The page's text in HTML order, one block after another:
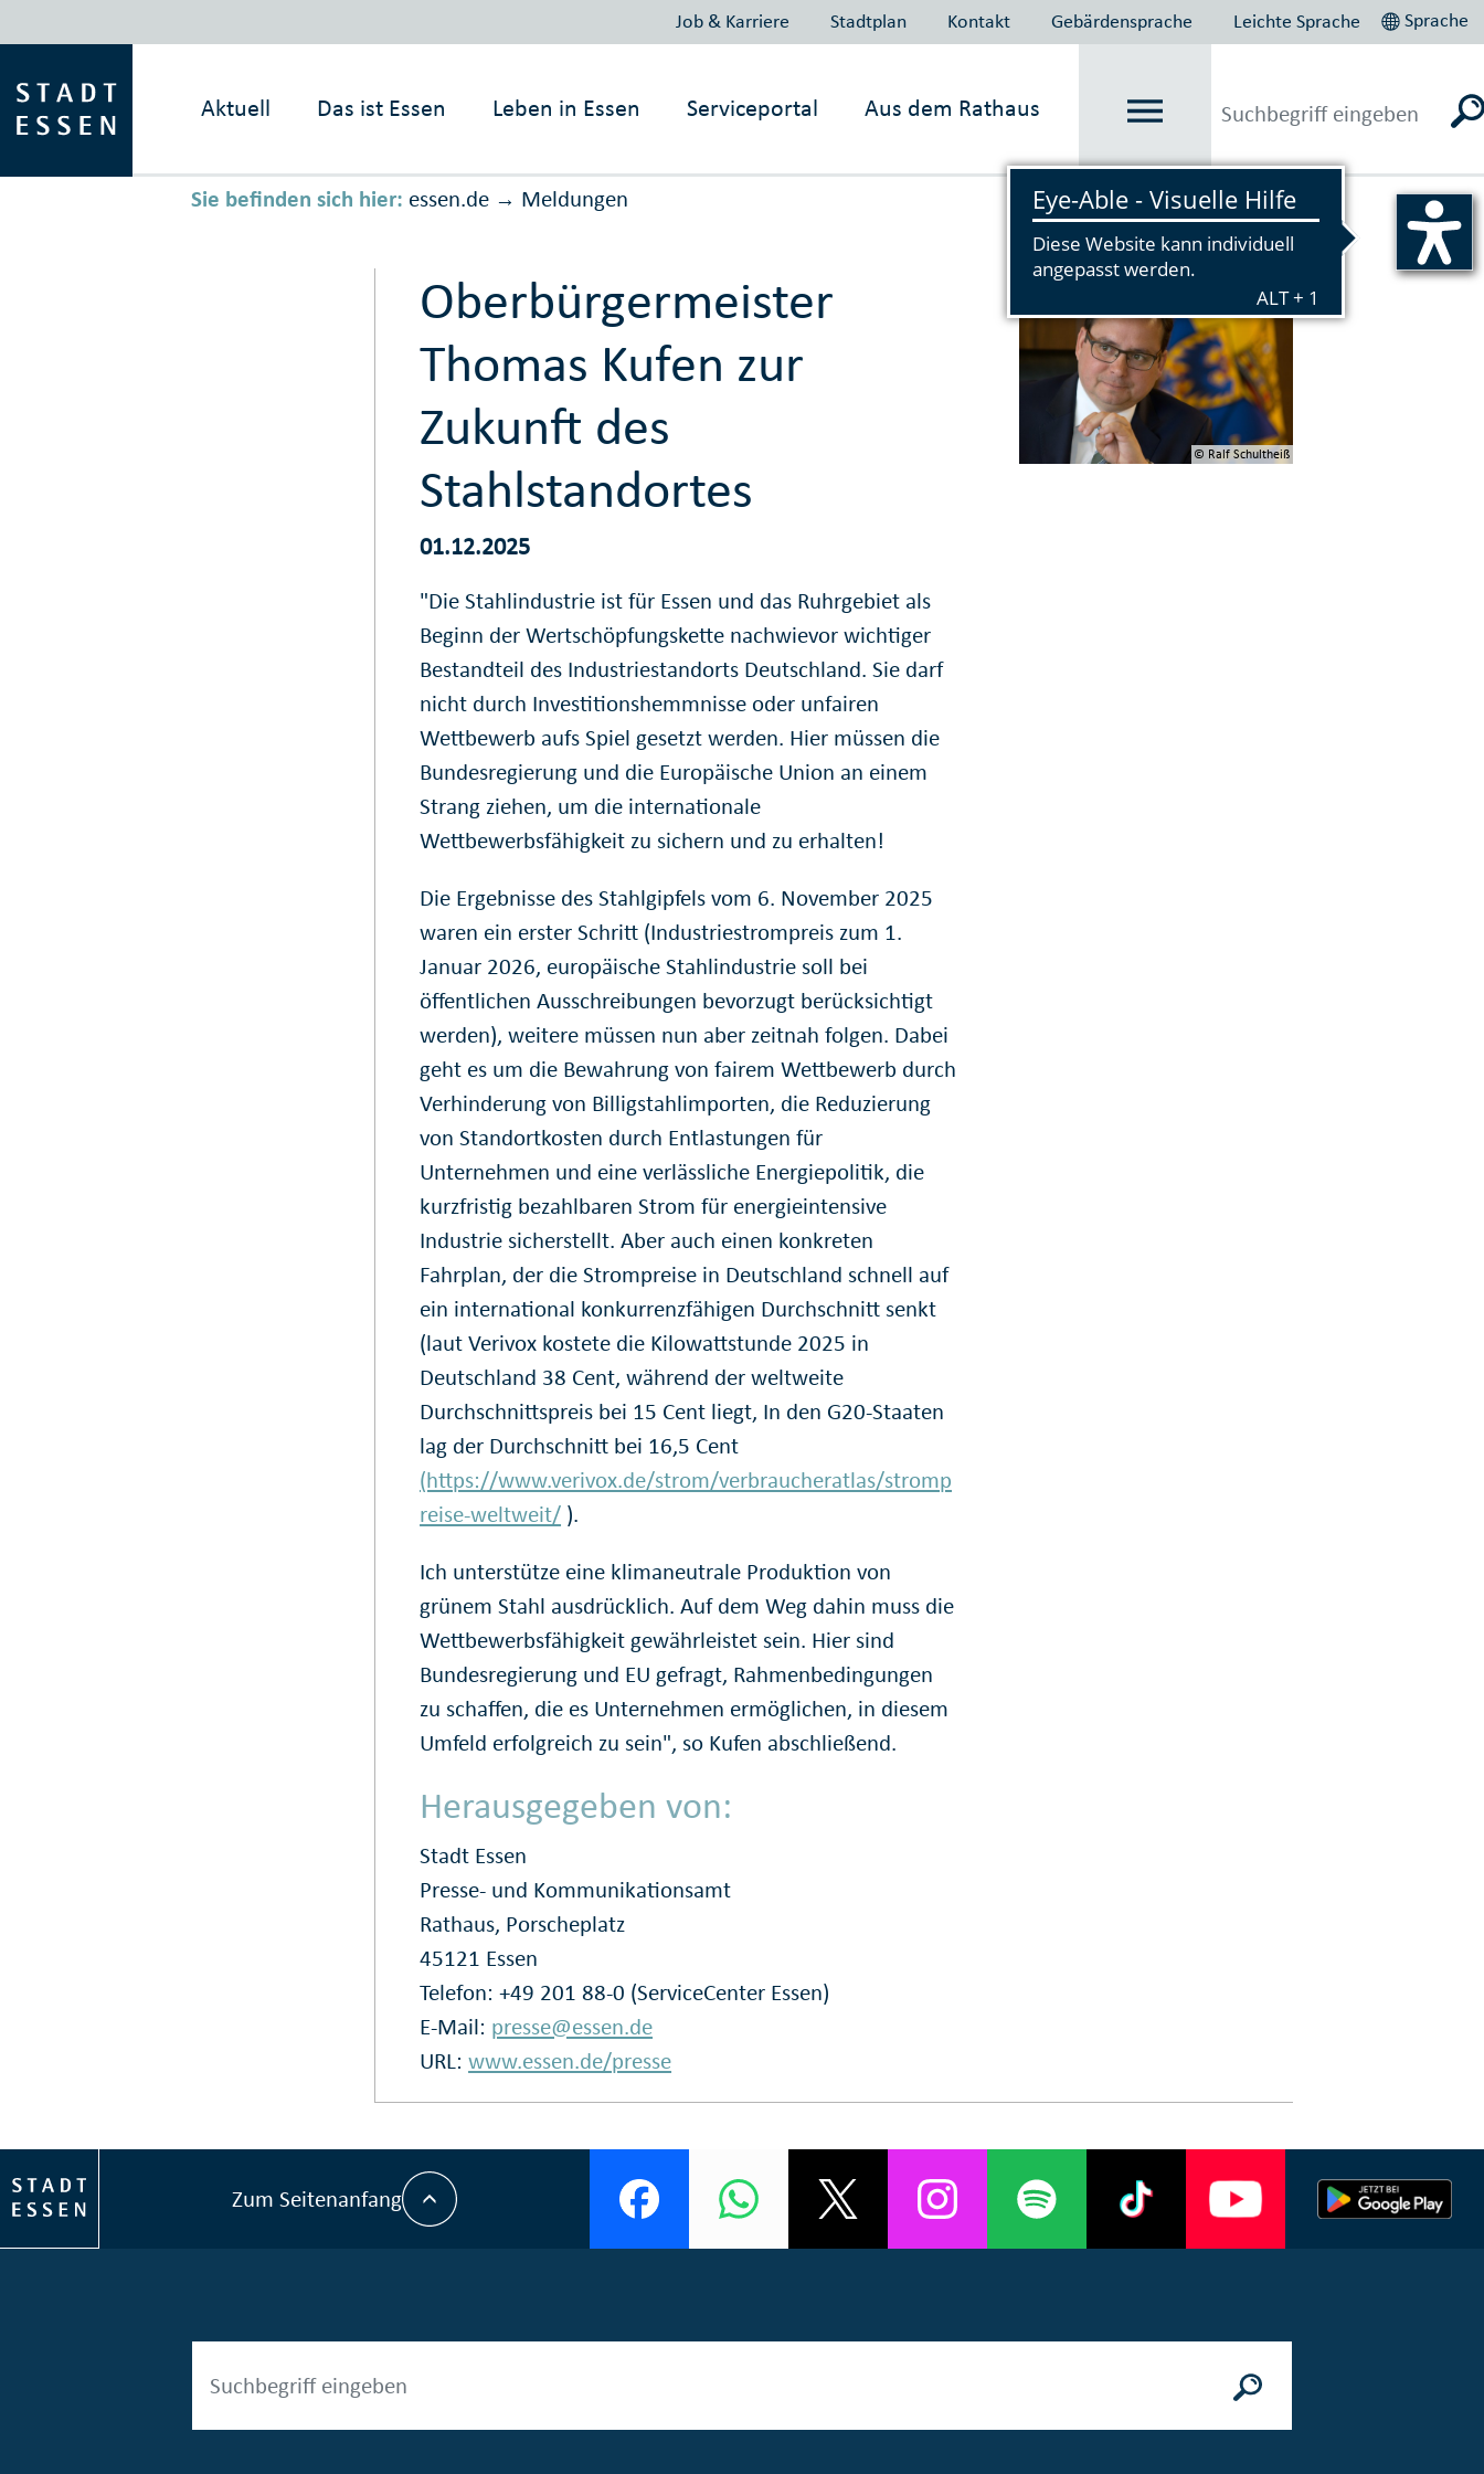
Job & Karriere Stadtplan Kontakt Gebärdensprache Leichte Sprache Sprache
Aktuell Das ist Essen Leben in Essen Serviceportal Aus dem Rathaus
Sie befinden sich hier: essen.de → Meldungen Vorlesen
Oberbürgermeister
Thomas Kufen zur
Zukunft des
Stahlstandortes
01.12.2025
"Die Stahlindustrie ist für Essen und das Ruhrgebiet als
Beginn der Wertschöpfungskette nachwievor wichtiger
Bestandteil des Industriestandorts Deutschland. Sie darf
nicht durch Investitionshemmnisse oder unfairen
Wettbewerb aufs Spiel gesetzt werden. Hier müssen die
Bundesregierung und die Europäische Union an einem
Strang ziehen, um die internationale
Wettbewerbsfähigkeit zu sichern und zu erhalten!
Die Ergebnisse des Stahlgipfels vom 6. November 2025
waren ein erster Schritt (Industriestrompreis zum 1.
Januar 2026, europäische Stahlindustrie soll bei
öffentlichen Ausschreibungen bevorzugt berücksichtigt
werden), weitere müssen nun aber zeitnah folgen. Dabei
geht es um die Bewahrung von fairem Wettbewerb durch
Verhinderung von Billigstahlimporten, die Reduzierung
von Standortkosten durch Entlastungen für
Unternehmen und eine verlässliche Energiepolitik, die
kurzfristig bezahlbaren Strom für energieintensive
Industrie sicherstellt. Aber auch einen konkreten
Fahrplan, der die Strompreise in Deutschland schnell auf
ein international konkurrenzfähigen Durchschnitt senkt
(laut Verivox kostete die Kilowattstunde 2025 in
Deutschland 38 Cent, während der weltweite
Durchschnittspreis bei 15 Cent liegt, In den G20-Staaten
lag der Durchschnitt bei 16,5 Cent
(https://www.verivox.de/strom/verbraucheratlas/stromp
reise-weltweit/ ).
Ich unterstütze eine klimaneutrale Produktion von
grünem Stahl ausdrücklich. Auf dem Weg dahin muss die
Wettbewerbsfähigkeit gewährleistet sein. Hier sind
Bundesregierung und EU gefragt, Rahmenbedingungen
zu schaffen, die es Unternehmen ermöglichen, in diesem
Umfeld erfolgreich zu sein", so Kufen abschließend.
Herausgegeben von:
Stadt Essen
Presse- und Kommunikationsamt
Rathaus, Porscheplatz
45121 Essen
Telefon: +49 201 88-0 (ServiceCenter Essen)
E-Mail: presse@essen.de
URL:www.essen.de/presse
© Ralf Schultheiß
Zum Seitenanfang